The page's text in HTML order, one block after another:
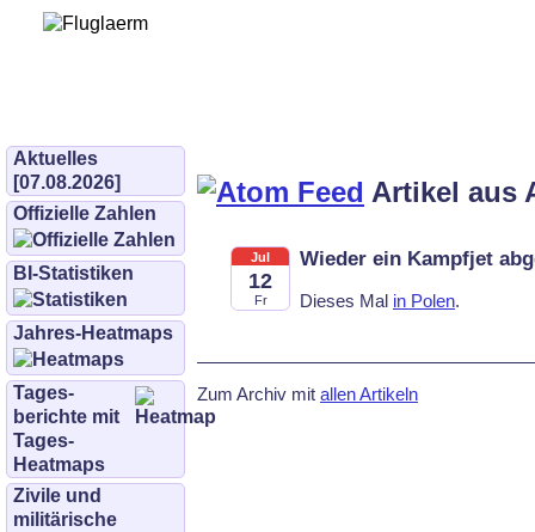
Aktuelles
[07.08.2026]
Offizielle Zahlen
BI-Statistiken
Jahres-Heatmaps
Tages­
berichte mit
Tages-
Heatmaps
Zivile und
militärische
Artikel aus
Jul
12
Fr
Wieder ein Kampfjet
Dieses Mal in Polen.
Zum Archiv mit allen Artikeln